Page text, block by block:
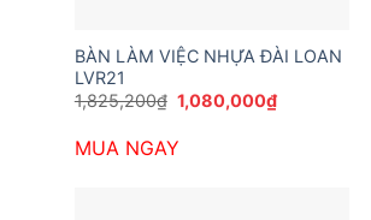
BÀN LÀM VIỆC NHỰA ĐÀI LOAN
LVR21
1,825,200₫ Giá
gốc
1,825,200₫.
1,080,000₫Giá
MUA NGAY